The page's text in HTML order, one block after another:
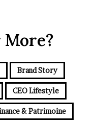
Brand Story
CEO Lifestyle
& Patrimoine